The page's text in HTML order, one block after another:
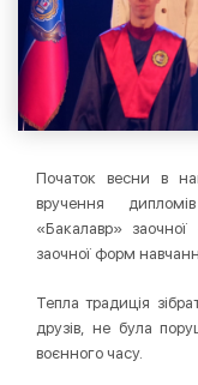
Початок весни в
вручення
«Бакалавр»
заочної форм
Тепла традиція
друзів, не була
воєнного часу.